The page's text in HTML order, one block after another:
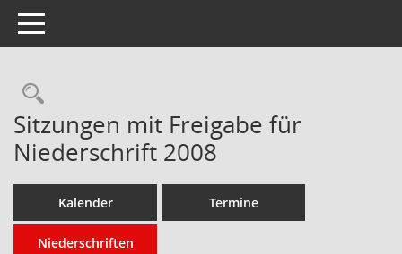
Toggle navigation
Rechercheauswahl
Sitzungen mit Freigabe für
Niederschrift 2008
Kalender Termine
Niederschriften